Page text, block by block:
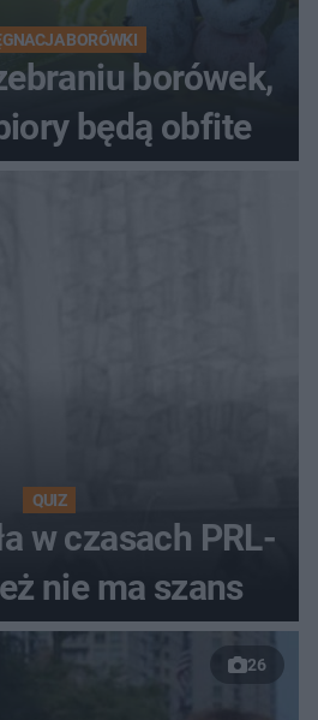
BORÓWKI
borówek,
będą obfite
QUIZ
w czasach PRL-
nie ma szans
26